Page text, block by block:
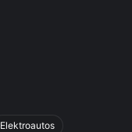
Elektroautos